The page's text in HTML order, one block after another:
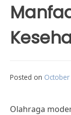
Posted on
Olahraga